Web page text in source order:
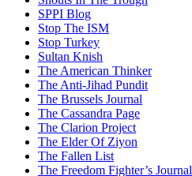
SPPI Blog
Stop The ISM
Stop Turkey
Sultan Knish
The American Thinker
The Anti-Jihad Pundit
The Brussels Journal
The Cassandra Page
The Clarion Project
The Elder Of Ziyon
The Fallen List
The Freedom Fighter’s Journal